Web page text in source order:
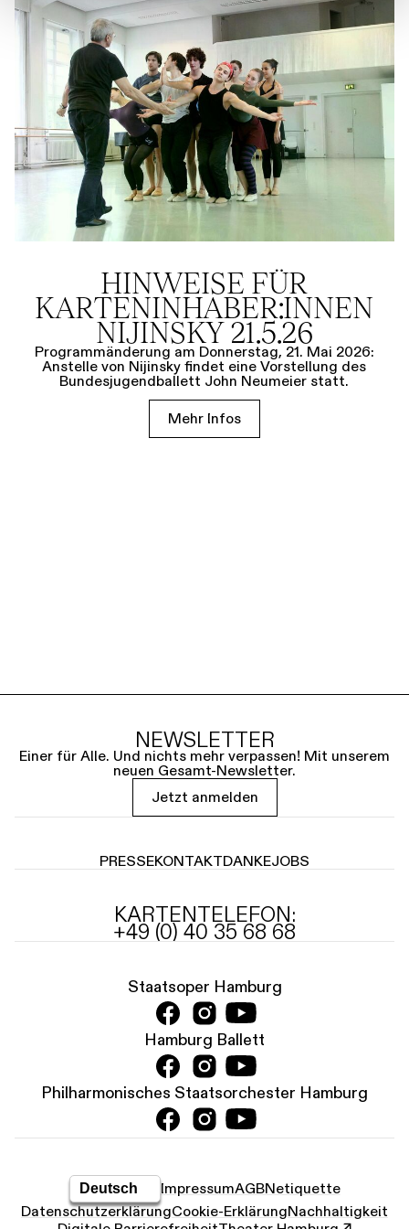
HINWEISE FÜR
KARTENINHABER:INNEN
NIJINSKY 21.5.26
Programmänderung am Donnerstag, 21. Mai 2026:
Anstelle von Nijinsky findet eine Vorstellung des
Bundesjugendballett John Neumeier statt.
Mehr Infos
NEWSLETTER
Einer für Alle. Und nichts mehr verpassen! Mit unserem
neuen Gesamt-Newsletter.
Jetzt anmelden
PRESSEKONTAKTDANKEJOBS
KARTENTELEFON:
+49 (0) 40 35 68 68
Staatsoper Hamburg
Hamburg Ballett
Philharmonisches Staatsorchester Hamburg
ImpressumAGBNetiquette
Datenschutz­erklärungCookie-ErklärungNachhaltigkeit